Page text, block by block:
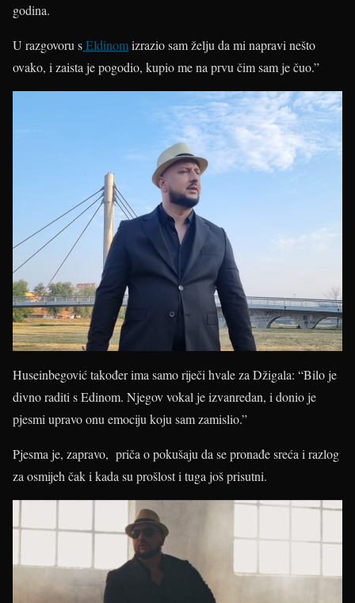
godina.
U razgovoru sEldinomizrazio sam želju da mi napravi nešto
ovako, i zaista je pogodio, kupio me na prvu čim sam je čuo.”
Huseinbegović također ima samo riječi hvale za Džigala: “Bilo je
divno raditi s Edinom. Njegov vokal je izvanredan, i donio je
pjesmi upravo onu emociju koju sam zamislio.”
Pjesma je, zapravo, priča o pokušaju da se pronađe sreća i razlog
za osmijeh čak i kada su prošlost i tuga još prisutni.